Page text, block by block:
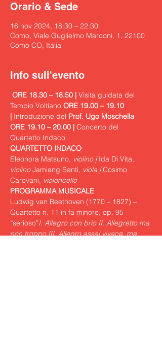
Orario & Sede
16 nov 2024, 18:30 – 22:30
Como, Viale Guglielmo Marconi, 1, 22100
Como CO, Italia
Info sull'evento
ORE 18.30 – 18.50 | Visita guidata del
Tempio Voltiano ORE 19.00 – 19.10
| Introduzione del Prof. Ugo Moschella
ORE 19.10 – 20.00 | Concerto del
Quartetto Indaco
QUARTETTO INDACO
Eleonora Matsuno, violino | Ida Di Vita,
violino Jamiang Santi, viola | Cosimo
Carovani, violoncello
PROGRAMMA MUSICALE
Ludwig van Beethoven (1770 – 1827) –
Quartetto n. 11 in fa minore, op. 95
“serioso”I. Allegro con brio II. Allegretto ma
non troppo III. Allegro assai vivace, ma